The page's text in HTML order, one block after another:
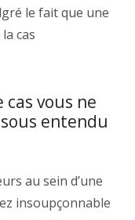
le fait que une
cas
cas vous ne
entendu
au sein d’une
insoupçonnable